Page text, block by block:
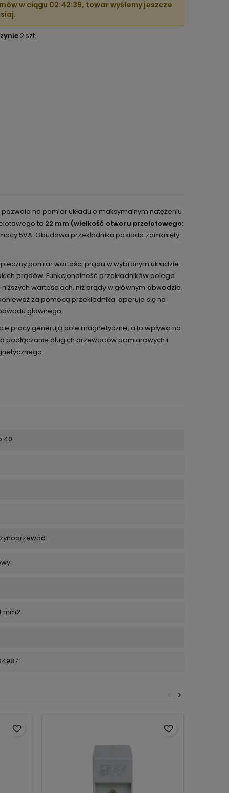
w ciągu 02:42:38, towar wyślemy jeszcze
2 szt.
na pomiar układu o maksymalnym natężeniu
to 22 mm (wielkość otworu przelotowego:
5VA. Obudowa przekładnika posiada zamknięty
pomiar wartości prądu w wybranym układzie
prądów. Funkcjonalność przekładników polega
wartościach, niż prądy w głównym obwodzie.
za pomocą przekładnika operuje się na
głównego.
pracy generują pole magnetyczne, a to wpływa na
podłączanie długich przewodów pomiarowych i
40
mm2
>
<
favorite_border favorite_border